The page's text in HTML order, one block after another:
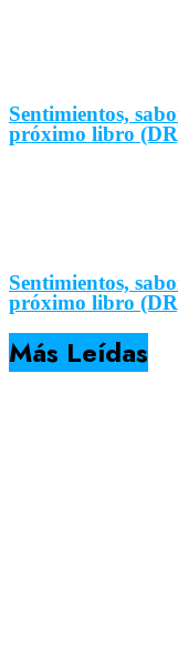
Sentimientos,
próximo libro
Sentimientos,
próximo libro
Más Leídas